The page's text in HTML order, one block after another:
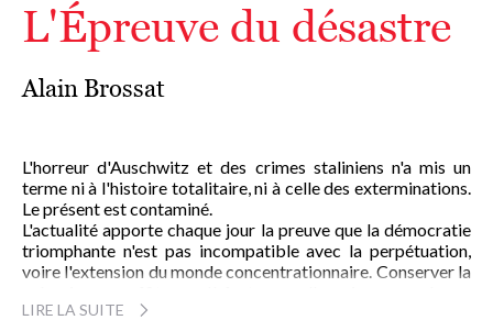
L'Épreuve du désastre
Alain Brossat
L'horreur d'Auschwitz et des crimes staliniens n'a mis un
terme ni à l'histoire totalitaire, ni à celle des exterminations.
Le présent est contaminé.
L'actualité apporte chaque jour la preuve que la démocratie
triomphante n'est pas incompatible avec la perpétuation,
voire l'extension du monde concentrationnaire. Conserver la
compréhension du XX
LIRE LA SUITE